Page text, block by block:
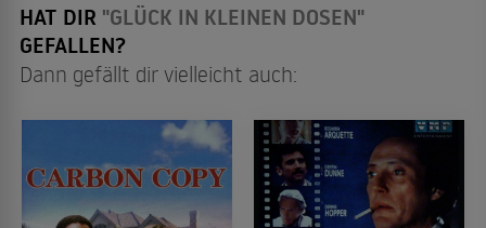
HAT DIR "GLÜCK IN KLEINEN DOSEN"
GEFALLEN?
Dann gefällt dir vielleicht auch: